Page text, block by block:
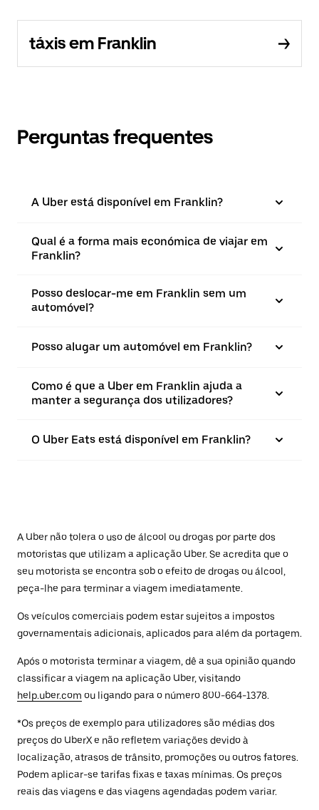
táxis em Franklin
Perguntas frequentes
A Uber está disponível em Franklin?
Qual é a forma mais económica de viajar em
Franklin?
Posso deslocar-me em Franklin sem um
automóvel?
Posso alugar um automóvel em Franklin?
Como é que a Uber em Franklin ajuda a
manter a segurança dos utilizadores?
O Uber Eats está disponível em Franklin?
A Uber não tolera o uso de álcool ou drogas por parte dos
motoristas que utilizam a aplicação Uber. Se acredita que o
seu motorista se encontra sob o efeito de drogas ou álcool,
peça-lhe para terminar a viagem imediatamente.
Os veículos comerciais podem estar sujeitos a impostos
governamentais adicionais, aplicados para além da portagem.
Após o motorista terminar a viagem, dê a sua opinião quando
classificar a viagem na aplicação Uber, visitando
help.uber.com ou ligando para o número 800-664-1378.
*Os preços de exemplo para utilizadores são médias dos
preços do UberX e não refletem variações devido à
localização, atrasos de trânsito, promoções ou outros fatores.
Podem aplicar-se tarifas fixas e taxas mínimas. Os preços
reais das viagens e das viagens agendadas podem variar.